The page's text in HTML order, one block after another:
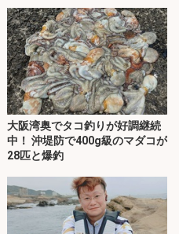
大阪湾奥でタコ釣りが好調継続
中！ 沖堤防で400g級のマダコが
28匹と爆釣